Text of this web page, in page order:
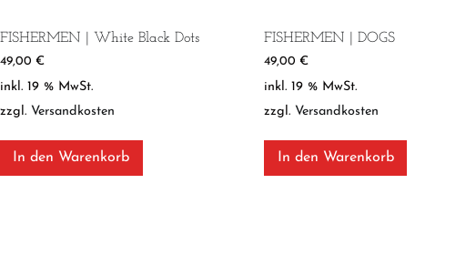
FISHERMEN | White Black Dots
49,00 €
inkl. 19 % MwSt.
zzgl. Versandkosten
In den Warenkorb
FISHERMEN | DOGS
49,00€
inkl. 19 % MwSt.
zzgl. Versandkosten
In den Warenkorb